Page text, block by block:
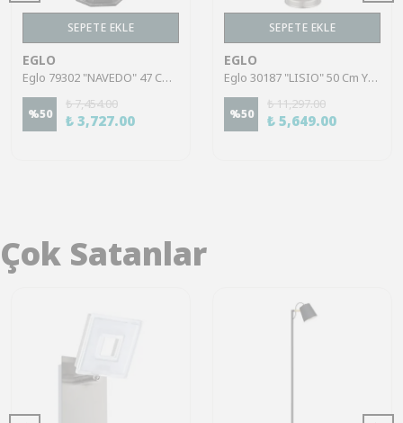
SEPETE EKLE
EGLO
Eglo 79302 "NAVEDO" 47 Cm Yüksekliğinde Alüminyum Döküm Dış Mekan Bahçe Aydınlatması Direk Ip44
%50
₺ 7,454.00
₺ 3,727.00
SEPETE EKLE
EGLO
Eglo 30187 "LISIO" 50 Cm Yüksekliğinde Paslanmaz Çelik Dış Mekan Bahçe Aydınlatması Direk Ip44
%50
₺ 11,297.00
₺ 5,649.00
Çok Satanlar